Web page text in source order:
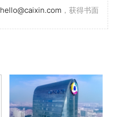
hello@caixin.com ，获得书面